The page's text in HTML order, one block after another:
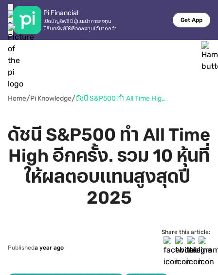
Pi Financial
เปิดบัญชีฟรี มีผู้แนะนำการลงทุน
มีสินทรัพย์ให้เลือกลงทุนได้มากกว่า
Get App
Home/Pi Knowledge/ ดัชนี S&P500 ทำ All Time High อีกครั้ง. รวม 10 หุ้นที่ให้ผลตอบแทนสูงสุดปี 2025
ดัชนี S&P500 ทำ All Time
High อีกครั้ง. รวม 10 หุ้นที่
ให้ผลตอบแทนสูงสุดปี
2025
Publisheda year ago
Share this article: